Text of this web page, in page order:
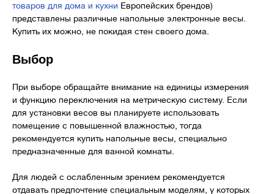
товаров для дома и кухни Европейских брендов)
представлены различные напольные электронные весы.
Купить их можно, не покидая стен своего дома.
Выбор
При выборе обращайте внимание на единицы измерения
и функцию переключения на метрическую систему. Если
для установки весов вы планируете использовать
помещение с повышенной влажностью, тогда
рекомендуется купить напольные весы, специально
предназначенные для ванной комнаты.
Для людей с ослабленным зрением рекомендуется
отдавать предпочтение специальным моделям, у которых